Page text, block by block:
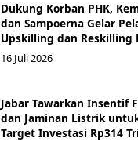
Dukung Korban PHK,
dan Sampoerna Gelar
Upskilling dan Reskilling
16 Juli 2026
Jabar Tawarkan Insentif
dan Jaminan Listrik
Target Investasi Rp314